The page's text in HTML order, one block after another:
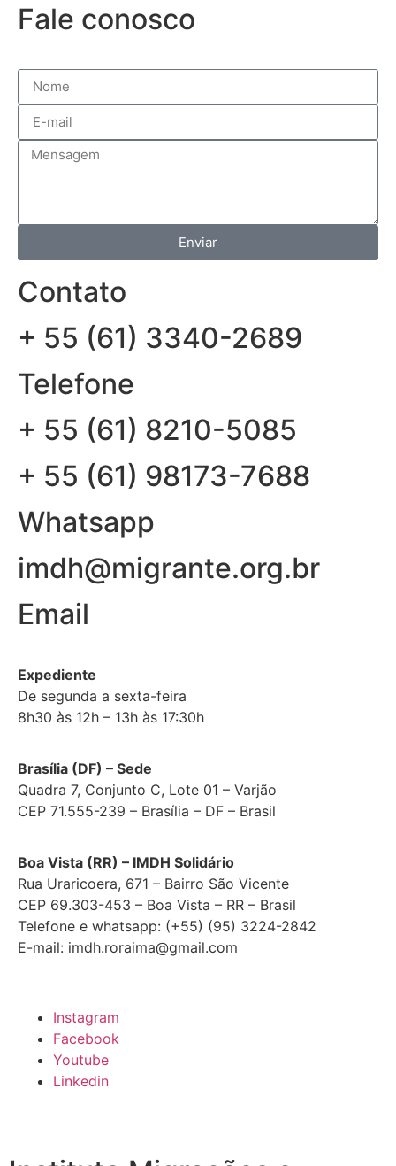
Fale conosco
Enviar
Contato
+ 55 (61) 3340-2689
Telefone
+ 55 (61) 8210-5085
+ 55 (61) 98173-7688
Whatsapp
imdh@migrante.org.br
Email
Expediente
De segunda a sexta-feira
8h30 às 12h – 13h às 17:30h
Brasília (DF) – Sede
Quadra 7, Conjunto C, Lote 01 – Varjão
CEP 71.555-239 – Brasília – DF – Brasil
Boa Vista (RR) – IMDH Solidário
Rua Uraricoera, 671 – Bairro São Vicente
CEP 69.303-453 – Boa Vista – RR – Brasil
Telefone e whatsapp: (+55) (95) 3224-2842
E-mail: imdh.roraima@gmail.com
Instagram
Facebook
Youtube
Linkedin